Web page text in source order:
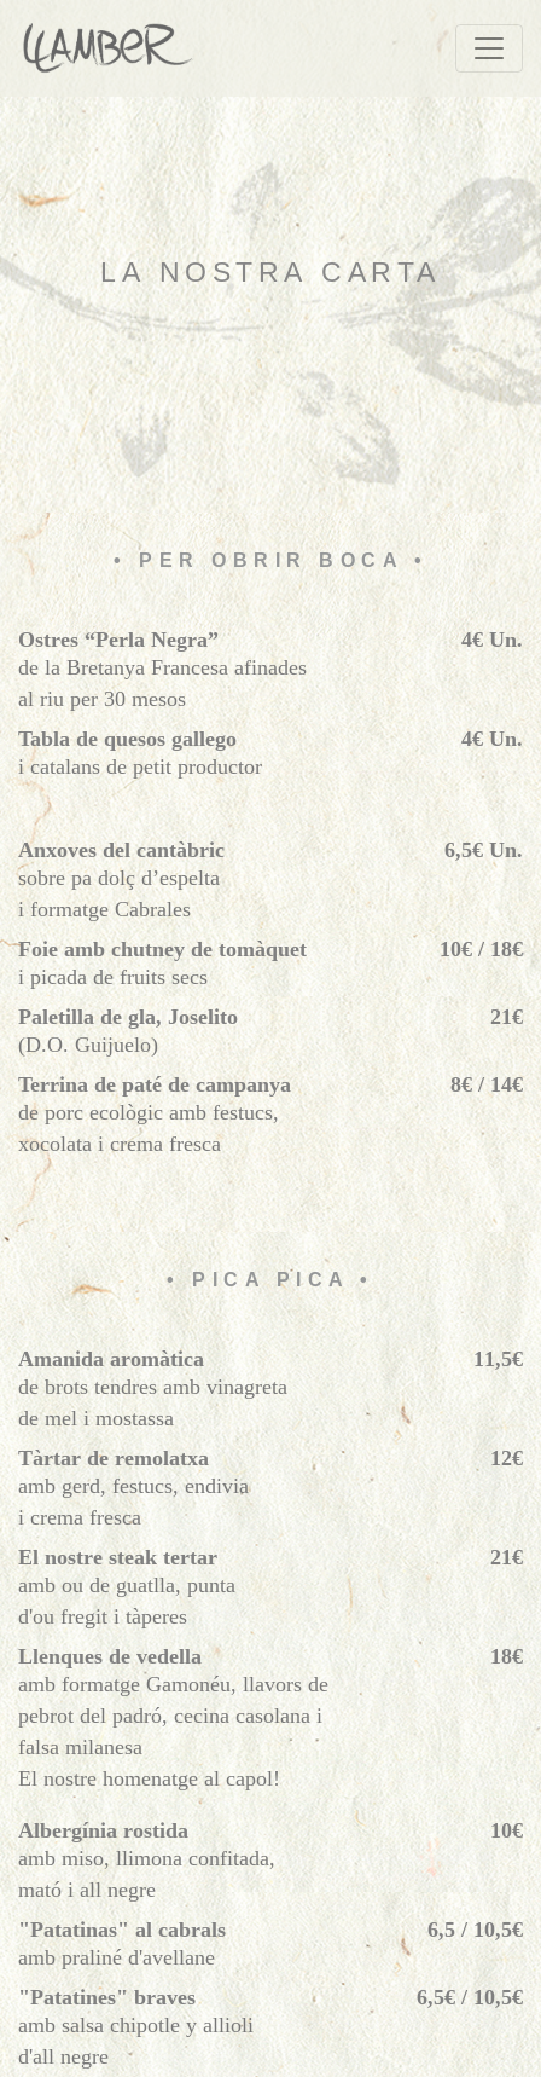
LA NOSTRA CARTA
• PER OBRIR BOCA •
Ostres “Perla Negra”
4€ Un.
de la Bretanya Francesa afinades
al riu per 30 mesos
Tabla de quesos gallego
4€ Un.
i catalans de petit productor
Anxoves del cantàbric
6,5€ Un.
sobre pa dolç d’espelta
i formatge Cabrales
Foie amb chutney de tomàquet
10€ / 18€
i picada de fruits secs
Paletilla de gla, Joselito
21€
(D.O. Guijuelo)
Terrina de paté de campanya
8€ / 14€
de porc ecològic amb festucs,
xocolata i crema fresca
• PICA PICA •
Amanida aromàtica
11,5€
de brots tendres amb vinagreta
de mel i mostassa
Tàrtar de remolatxa
12€
amb gerd, festucs, endivia
i crema fresca
El nostre steak tertar
21€
amb ou de guatlla, punta
d'ou fregit i tàperes
Llenques de vedella
18€
amb formatge Gamonéu, llavors de
pebrot del padró, cecina casolana i
falsa milanesa
El nostre homenatge al capol!
Albergínia rostida
10€
amb miso, llimona confitada,
mató i all negre
"Patatinas" al cabrals
6,5 / 10,5€
amb praliné d'avellane
"Patatines" braves
6,5€ / 10,5€
amb salsa chipotle y allioli
d'all negre